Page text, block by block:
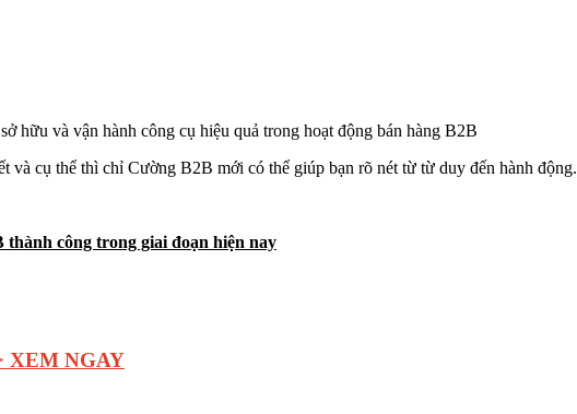
hữu và vận hành công cụ hiệu quả trong hoạt động bán hàng B2B
cụ thể thì chỉ Cường B2B mới có thể giúp bạn rõ nét từ từ duy đến hành động.
công trong giai đoạn hiện nay
XEM NGAY